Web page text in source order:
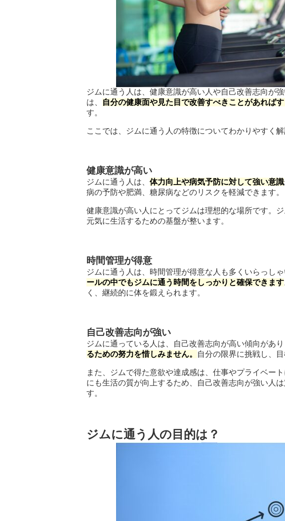
ジムに通う人は、健康意識が高い人や自己改善志向が
は、
自分の健康面や見た目で改善すべきことがあれば
す。
ここでは、ジムに通う人の特徴についてわかりやすく解
健康意識が高い
ジムに通う人は、 体力向上や病気予防に対して強い意識
病の予防や肥満、糖尿病などのリスクを軽減できます。
健康意識が高い人にとってジムは理想的な場所です。
元気に生活するための基盤が整います。
時間管理が得意
ジムに通う人は、時間管理が得意な人も多くいらっし
ールの中でもジムに通う時間をしっかりと確保できます
く、継続的に体を鍛えられます。
自己改善志向が強い
ジムに通っている人は、自己改善志向が高い傾向があ
るための努力を惜しみません。
自分の限界に挑戦し、
また、ジムで得た意欲や達成感は、仕事やプライベー
にも生活の質が向上するため、自己改善志向が強い人
す。
ジムに通う人の目的は？